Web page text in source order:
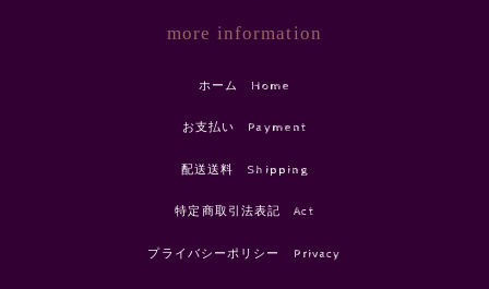
more information
ホーム Home
お支払い Payment
配送送料 Shipping
特定商取引法表記 Act
プライバシーポリシー Privacy